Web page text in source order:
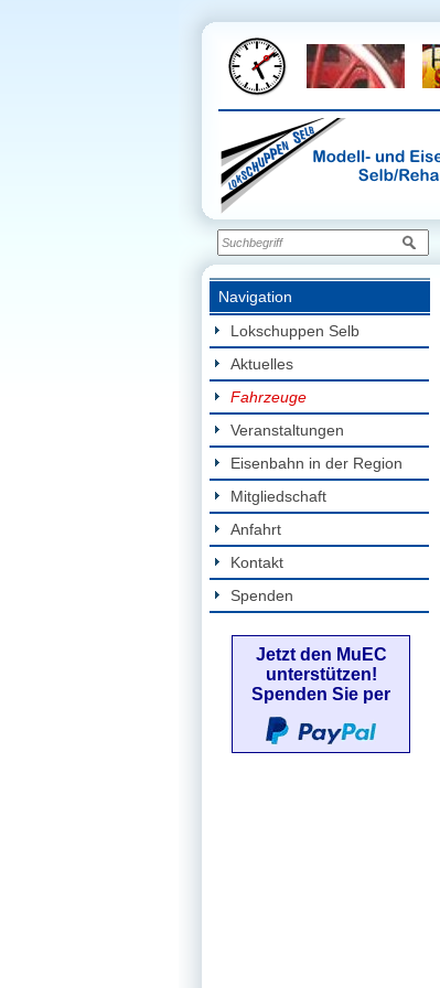
Navigation
Lokschuppen Selb
Aktuelles
Fahrzeuge
Veranstaltungen
Eisenbahn in der Region
Mitgliedschaft
Anfahrt
Kontakt
Spenden
Jetzt den MuEC
unterstützen!
Spenden Sie per